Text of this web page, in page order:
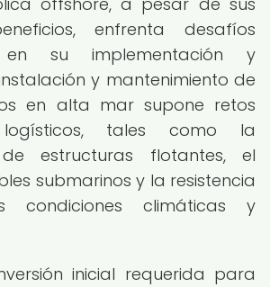
enfrenta desafíos
en su implementación y
y mantenimiento de
en alta mar supone retos
tales como la
estructuras flotantes, el
submarinos y la resistencia
climáticas y
inicial requerida para